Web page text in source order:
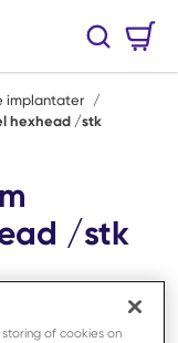
Søk
implantater /
hexhead /stk
/stk
storing of cookies on